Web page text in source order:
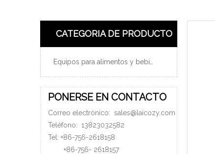
CATEGORIA DE PRODUCTO
PONERSE EN CONTACTO
Correo electrónico: sales@laicozy.com
Teléfono: 13823032582
Tel: +86-756-2618158
+86-756- 2618157